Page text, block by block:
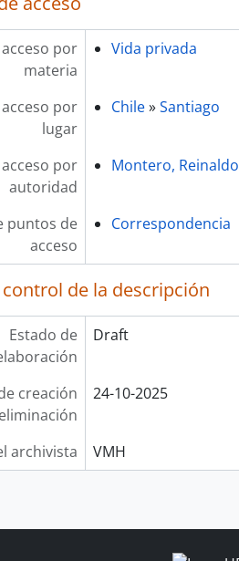
por
materia
Vida privada
por
lugar
Chile»Santiago
por
autoridad
Montero, Reinaldo
puntos de
acceso
Correspondencia
de la descripción
Estado de
Draft
creación
24-10-2025
archivista VMH